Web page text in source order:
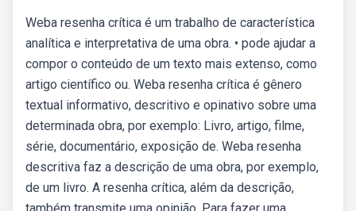
Weba resenha crítica é um trabalho de característica
analítica e interpretativa de uma obra. • pode ajudar a
compor o conteúdo de um texto mais extenso, como
artigo científico ou. Weba resenha crítica é gênero
textual informativo, descritivo e opinativo sobre uma
determinada obra, por exemplo: Livro, artigo, filme,
série, documentário, exposição de. Weba resenha
descritiva faz a descrição de uma obra, por exemplo,
de um livro. A resenha crítica, além da descrição,